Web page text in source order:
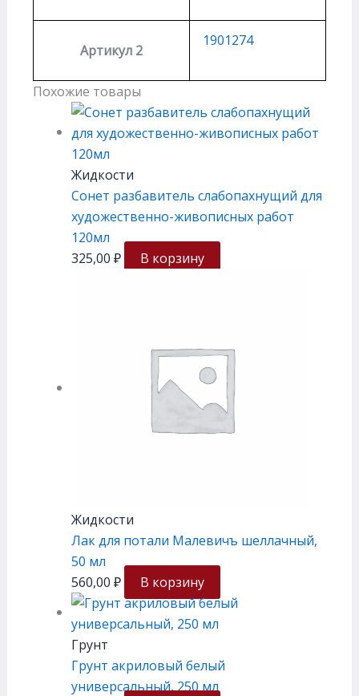
Артикул 2
1901274
Похожие товары
Жидкости
Сонет разбавитель слабопахнущий для
художественно-живописных работ
120мл
325,00 ₽ В корзину
Жидкости
Лак для потали Малевичъ шеллачный,
50 мл
560,00 ₽ В корзину
Грунт
Грунт акриловый белый
универсальный, 250 мл